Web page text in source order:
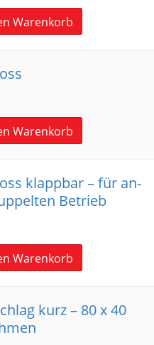
Warenkorb
Warenkorb
klappbar – für an-
Betrieb
Warenkorb
kurz – 80 x 40